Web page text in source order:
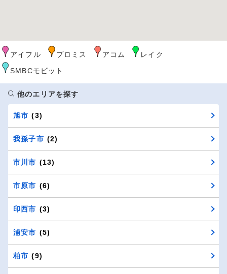
アイフル プロミス アコム
レイク
SMBCモビット
他のエリアを探す
旭市 (3)
我孫子市 (2)
市川市 (13)
市原市 (6)
印西市 (3)
浦安市 (5)
柏市 (9)